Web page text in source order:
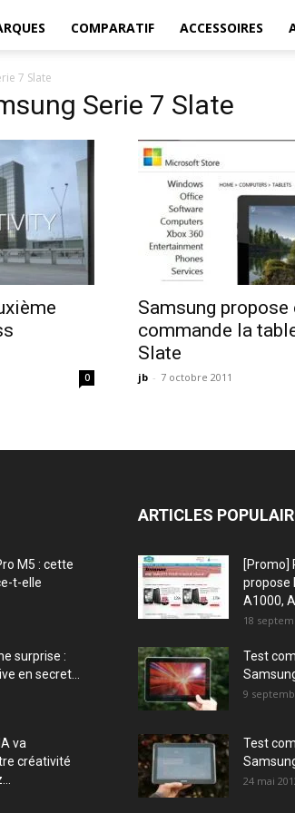
COMPARATIF ACCESSOIRES
7 Slate
Serie 7 Slate
0
Samsung propose
commande la
Slate
jb - 7 octobre 2011
M5 : cette
t-elle
surprise :
en secret...
va
créativité
ARTICLES
[Promo]
propose
A1000,
18
Test
9
Test
24 mai